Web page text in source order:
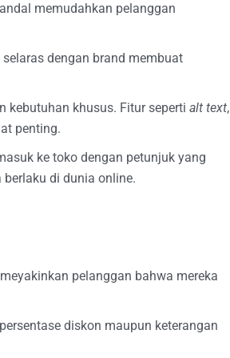
memudahkan pelanggan
dengan brand membuat
kebutuhan khusus. Fitur seperti alt text,
penting.
ke toko dengan petunjuk yang
di dunia online.
pelanggan bahwa mereka
diskon maupun keterangan